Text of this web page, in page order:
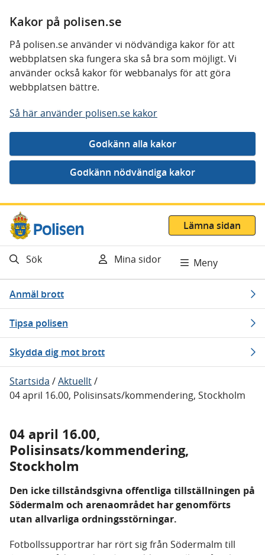
Kakor på polisen.se
På polisen.se använder vi nödvändiga kakor för att
webbplatsen ska fungera ska så bra som möjligt. Vi
använder också kakor för webbanalys för att göra
webbplatsen bättre.
Så här använder polisen.se kakor
Gå direkt till innehåll
Lämna sidan
Sök Mina sidor Meny
Anmäl brott
Tipsa polisen
Skydda dig mot brott
Startsida /Aktuellt/
04 april 16.00, Polisinsats/kommendering, Stockholm
04 april 16.00,
Polisinsats/kommendering,
Stockholm
Den icke tillståndsgivna offentliga tillställningen på
Södermalm och arenaområdet har genomförts
utan allvarliga ordningsstörningar.
Fotbollssupportrar har rört sig från Södermalm till